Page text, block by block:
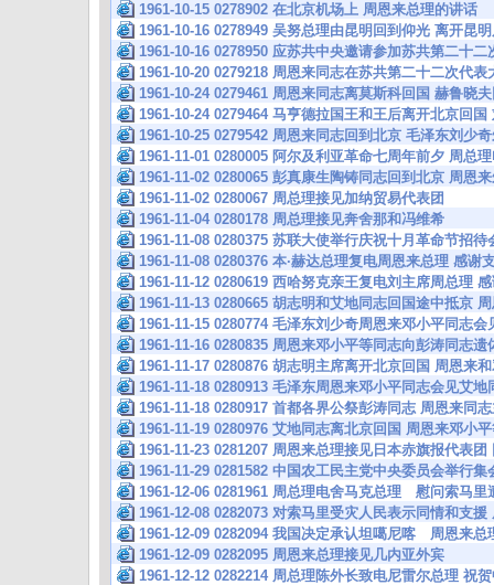
1961-10-15 0278902 在北京机场上 周恩来总理的讲话
1961-10-16 0278949 吴努总理由昆明回到仰光 离开昆
1961-10-16 0278950 应苏共中央邀请参加苏共第二十
1961-10-20 0279218 周恩来同志在苏共第二十二次代
1961-10-24 0279461 周恩来同志离莫斯科回国 赫鲁晓
1961-10-24 0279464 马亨德拉国王和王后离开北京回
1961-10-25 0279542 周恩来同志回到北京 毛泽东刘少
1961-11-01 0280005 阿尔及利亚革命七周年前夕 周总
1961-11-02 0280065 彭真康生陶铸同志回到北京 周恩
1961-11-02 0280067 周总理接见加纳贸易代表团
1961-11-04 0280178 周总理接见奔舍那和冯维希
1961-11-08 0280375 苏联大使举行庆祝十月革命节招
1961-11-08 0280376 本·赫达总理复电周恩来总理 感谢
1961-11-12 0280619 西哈努克亲王复电刘主席周总理
1961-11-13 0280665 胡志明和艾地同志回国途中抵京
1961-11-15 0280774 毛泽东刘少奇周恩来邓小平同志会
1961-11-16 0280835 周恩来邓小平等同志向彭涛同志遗
1961-11-17 0280876 胡志明主席离开北京回国 周恩来
1961-11-18 0280913 毛泽东周恩来邓小平同志会见艾地
1961-11-18 0280917 首都各界公祭彭涛同志 周恩来同
1961-11-19 0280976 艾地同志离北京回国 周恩来邓小
1961-11-23 0281207 周恩来总理接见日本赤旗报代表
1961-11-29 0281582 中国农工民主党中央委员会举行
1961-12-06 0281961 周总理电舍马克总理 慰问索马里
1961-12-08 0282073 对索马里受灾人民表示同情和支
1961-12-09 0282094 我国决定承认坦噶尼喀 周恩来总
1961-12-09 0282095 周恩来总理接见几内亚外宾
1961-12-12 0282214 周总理陈外长致电尼雷尔总理 祝